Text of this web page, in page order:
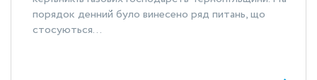
порядок денний було винесено ряд питань, що
стосуються...